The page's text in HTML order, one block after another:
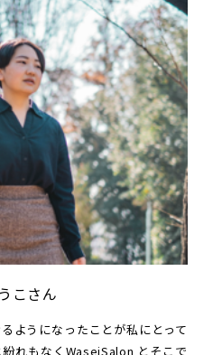
こさん
ようになったことが私にとって
れもなくWaseiSalon とそこで